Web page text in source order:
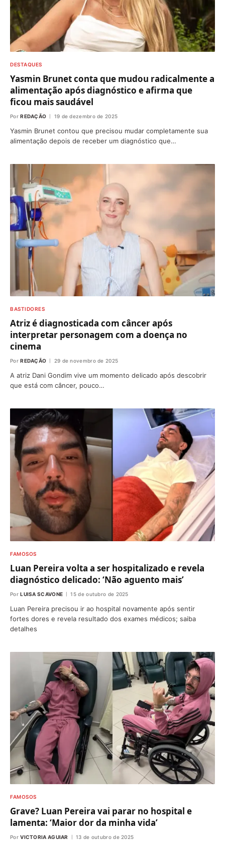
DESTAQUES
Yasmin Brunet conta que mudou radicalmente a
alimentação após diagnóstico e afirma que
ficou mais saudável
Por REDAÇÃO 19 de dezembro de 2025
Yasmin Brunet contou que precisou mudar completamente sua
alimentação depois de receber um diagnóstico que…
BASTIDORES
Atriz é diagnosticada com câncer após
interpretar personagem com a doença no
cinema
Por REDAÇÃO 29 de novembro de 2025
A atriz Dani Gondim vive um momento delicado após descobrir
que está com câncer, pouco…
FAMOSOS
Luan Pereira volta a ser hospitalizado e revela
diagnóstico delicado: ‘Não aguento mais’
Por LUISA SCAVONE 15 de outubro de 2025
Luan Pereira precisou ir ao hospital novamente após sentir
fortes dores e revela resultado dos exames médicos; saiba
detalhes
FAMOSOS
Grave? Luan Pereira vai parar no hospital e
lamenta: ‘Maior dor da minha vida’
Por VICTORIA AGUIAR 13 de outubro de 2025